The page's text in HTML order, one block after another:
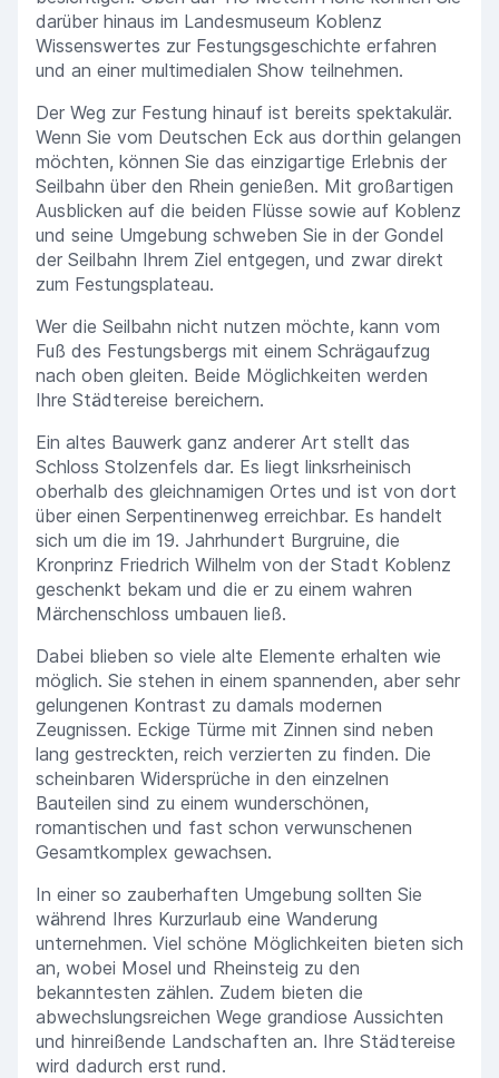
darüber hinaus im Landesmuseum Koblenz
Wissenswertes zur Festungsgeschichte erfahren
und an einer multimedialen Show teilnehmen.
Der Weg zur Festung hinauf ist bereits spektakulär.
Wenn Sie vom Deutschen Eck aus dorthin gelangen
möchten, können Sie das einzigartige Erlebnis der
Seilbahn über den Rhein genießen. Mit großartigen
Ausblicken auf die beiden Flüsse sowie auf Koblenz
und seine Umgebung schweben Sie in der Gondel
der Seilbahn Ihrem Ziel entgegen, und zwar direkt
zum Festungsplateau.
Wer die Seilbahn nicht nutzen möchte, kann vom
Fuß des Festungsbergs mit einem Schrägaufzug
nach oben gleiten. Beide Möglichkeiten werden
Ihre Städtereise bereichern.
Ein altes Bauwerk ganz anderer Art stellt das
Schloss Stolzenfels dar. Es liegt linksrheinisch
oberhalb des gleichnamigen Ortes und ist von dort
über einen Serpentinenweg erreichbar. Es handelt
sich um die im 19. Jahrhundert Burgruine, die
Kronprinz Friedrich Wilhelm von der Stadt Koblenz
geschenkt bekam und die er zu einem wahren
Märchenschloss umbauen ließ.
Dabei blieben so viele alte Elemente erhalten wie
möglich. Sie stehen in einem spannenden, aber sehr
gelungenen Kontrast zu damals modernen
Zeugnissen. Eckige Türme mit Zinnen sind neben
lang gestreckten, reich verzierten zu finden. Die
scheinbaren Widersprüche in den einzelnen
Bauteilen sind zu einem wunderschönen,
romantischen und fast schon verwunschenen
Gesamtkomplex gewachsen.
In einer so zauberhaften Umgebung sollten Sie
während Ihres Kurzurlaub eine Wanderung
unternehmen. Viel schöne Möglichkeiten bieten sich
an, wobei Mosel und Rheinsteig zu den
bekanntesten zählen. Zudem bieten die
abwechslungsreichen Wege grandiose Aussichten
und hinreißende Landschaften an. Ihre Städtereise
wird dadurch erst rund.